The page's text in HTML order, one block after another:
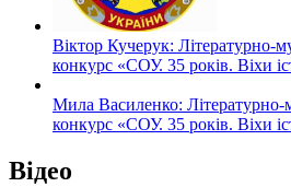
Віктор Кучерук: Літературно-
конкурс «СОУ. 35 років. Віхи
Мила Василенко:
конкурс «СОУ. 35 років. Віхи
Відео